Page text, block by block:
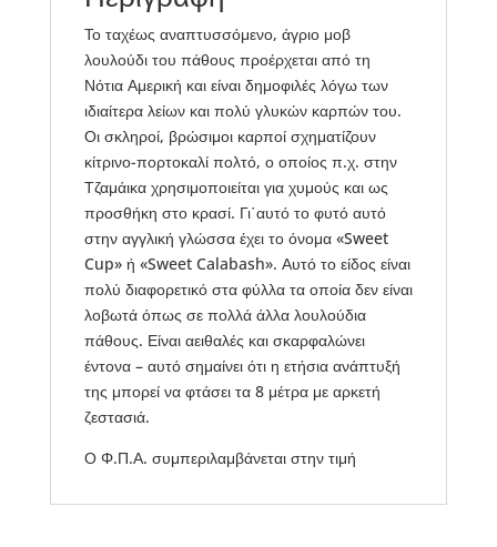
Το ταχέως αναπτυσσόμενο, άγριο μοβ
λουλούδι του πάθους προέρχεται από τη
Νότια Αμερική και είναι δημοφιλές λόγω των
ιδιαίτερα λείων και πολύ γλυκών καρπών του.
Οι σκληροί, βρώσιμοι καρποί σχηματίζουν
κίτρινο-πορτοκαλί πολτό, ο οποίος π.χ. στην
Τζαμάικα χρησιμοποιείται για χυμούς και ως
προσθήκη στο κρασί. Γι΄αυτό το φυτό αυτό
στην αγγλική γλώσσα έχει το όνομα «Sweet
Cup» ή «Sweet Calabash». Αυτό το είδος είναι
πολύ διαφορετικό στα φύλλα τα οποία δεν είναι
λοβωτά όπως σε πολλά άλλα λουλούδια
πάθους. Είναι αειθαλές και σκαρφαλώνει
έντονα – αυτό σημαίνει ότι η ετήσια ανάπτυξή
της μπορεί να φτάσει τα 8 μέτρα με αρκετή
ζεστασιά.
Ο Φ.Π.Α. συμπεριλαμβάνεται στην τιμή